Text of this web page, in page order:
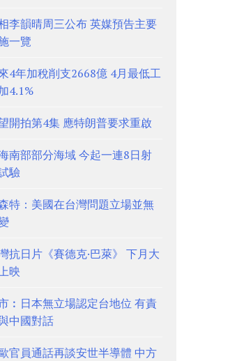
李韻晴周三公布 英媒預告主要
一覽
4年加稅削支2668億 4月最低工
4.1%
開拍第4集 應特朗普要求重啟
南部部分海域 今起一連8日射
驗
特：美國在台灣問題立場並無
抗日片《賽德克·巴萊》 下月大
映
︰日本無立場認定台地位 有責
中國對話
官員通話再談安世半導體 中方